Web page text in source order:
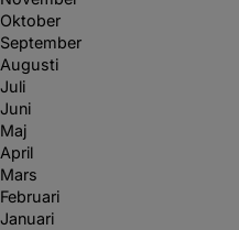
Oktober
September
Augusti
Juli
Juni
Maj
April
Mars
Februari
Januari